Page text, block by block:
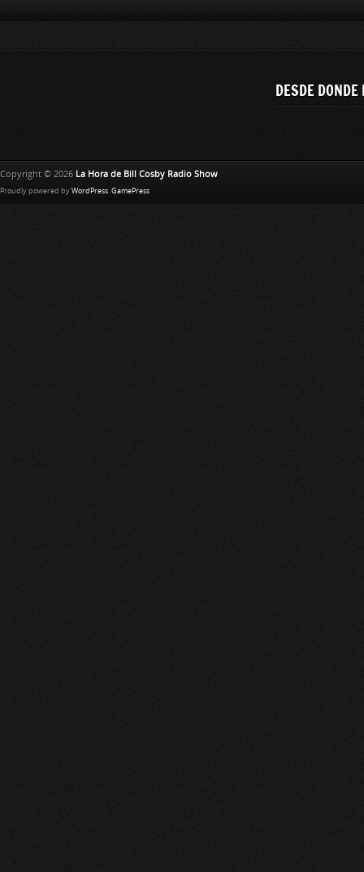
DESDE
Copyright © 2026 La Hora de Bill Cosby Radio Show
Proudly powered by WordPress. GamePress